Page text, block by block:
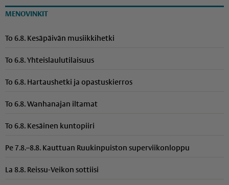
MENOVINKIT
To 6.8. Kesäpäivän musiikkihetki
To 6.8. Yhteis­lau­lu­ti­laisuus
To 6.8. Hartaushetki ja opastuskierros
To 6.8. Wanhanajan iltamat
To 6.8. Kesäinen kuntopiiri
Pe 7.8.–8.8. Kauttuan Ruukinpuiston superviikonloppu
La 8.8. Reissu-Veikon sottiisi